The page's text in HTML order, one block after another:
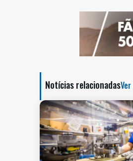
Notícias relacionadas